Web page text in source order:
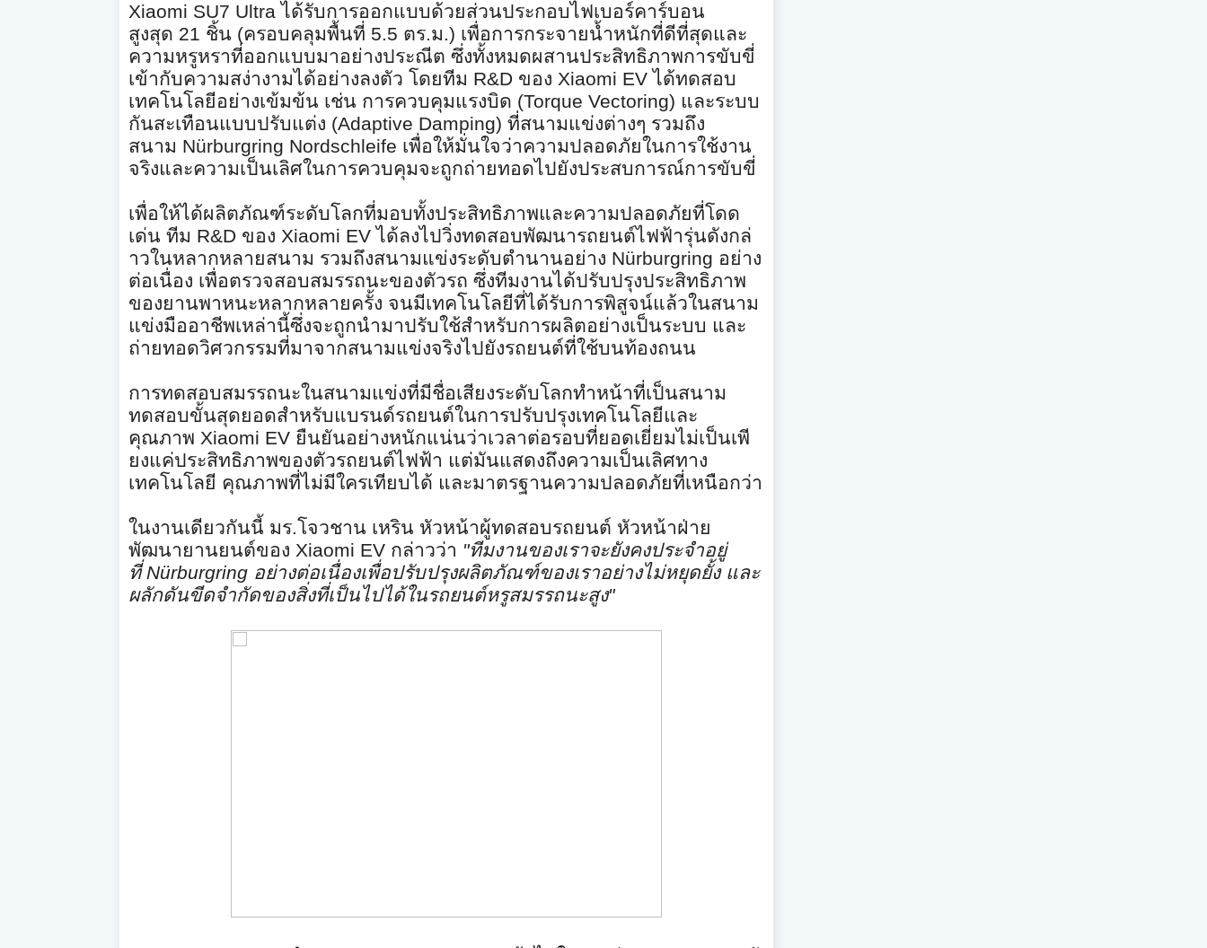
Xiaomi SU7 Ultraได้รับการออกแบบด้วยส่วนประกอบไฟเบอร์คาร์บอน
สูงสุด 21 ชิ้น (ครอบคลุมพื้นที่ 5.5 ตร.ม.) เพื่อการกระจายน้ำหนักที่ดีที่สุดและ
ความหรูหราที่ออกแบบมาอย่างประณีต ซึ่งทั้งหมดผสานประสิทธิภาพการขับขี่
เข้ากับความสง่างามได้อย่างลงตัว โดยทีม R&D ของ Xiaomi EVได้ทดสอบ
เทคโนโลยีอย่างเข้มข้น เช่น การควบคุมแรงบิด (Torque Vectoring) และระบบ
กันสะเทือนแบบปรับแต่ง (Adaptive Damping) ที่สนามแข่งต่างๆ รวมถึง
สนาม Nürburgring Nordschleife เพื่อให้มั่นใจว่าความปลอดภัยในการใช้งาน
จริงและความเป็นเลิศในการควบคุมจะถูกถ่ายทอดไปยังประสบการณ์การขับขี่
เพื่อให้ได้ผลิตภัณฑ์ระดับโลกที่มอบทั้งประสิทธิภาพและความปลอดภัยที่โดด
เด่น ทีม R&D ของ Xiaomi EVได้ลงไปวิ่งทดสอบพัฒนารถยนต์ไฟฟ้ารุ่นดังกล่
าวในหลากหลายสนาม รวมถึงสนามแข่งระดับตำนานอย่าง Nürburgring อย่าง
ต่อเนื่อง เพื่อตรวจสอบสมรรถนะของตัวรถ ซึ่งทีมงานได้ปรับปรุงประสิทธิภาพ
ของยานพาหนะหลากหลายครั้ง จนมีเทคโนโลยีที่ได้รับการพิสูจน์แล้วในสนาม
แข่งมืออาชีพเหล่านี้ซึ่งจะถูกนำมาปรับใช้สำหรับการผลิตอย่างเป็นระบบ และ
ถ่ายทอดวิศวกรรมที่มาจากสนามแข่งจริงไปยังรถยนต์ที่ใช้บนท้องถนน
การทดสอบสมรรถนะในสนามแข่งที่มีชื่อเสียงระดับโลกทำหน้าที่เป็นสนาม
ทดสอบขั้นสุดยอดสำหรับแบรนด์รถยนต์ในการปรับปรุงเทคโนโลยีและ
คุณภาพ Xiaomi EV ยืนยันอย่างหนักแน่นว่าเวลาต่อรอบที่ยอดเยี่ยมไม่เป็นเพี
ยงแค่ประสิทธิภาพของตัวรถยนต์ไฟฟ้า แต่มันแสดงถึงความเป็นเลิศทาง
เทคโนโลยี คุณภาพที่ไม่มีใครเทียบได้ และมาตรฐานความปลอดภัยที่เหนือกว่า
ในงานเดียวกันนี้ มร.โจวชาน เหริน หัวหน้าผู้ทดสอบรถยนต์ หัวหน้าฝ่าย
พัฒนายานยนต์ของ Xiaomi EV กล่าวว่า "ทีมงานของเราจะยังคงประจำอยู่
ที่Nürburgring อย่างต่อเนื่องเพื่อปรับปรุงผลิตภัณฑ์ของเราอย่างไม่หยุดยั้ง และ
ผลักดันขีดจำกัดของสิ่งที่เป็นไปได้ในรถยนต์หรูสมรรถนะสูง"